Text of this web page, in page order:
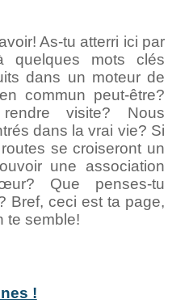
As-tu atterri ici par
quelques mots clés
dans un moteur de
commun peut-être?
visite? Nous
dans la vrai vie? Si
se croiseront un
une association
Que penses-tu
Bref, ceci est ta page,
te semble!
!